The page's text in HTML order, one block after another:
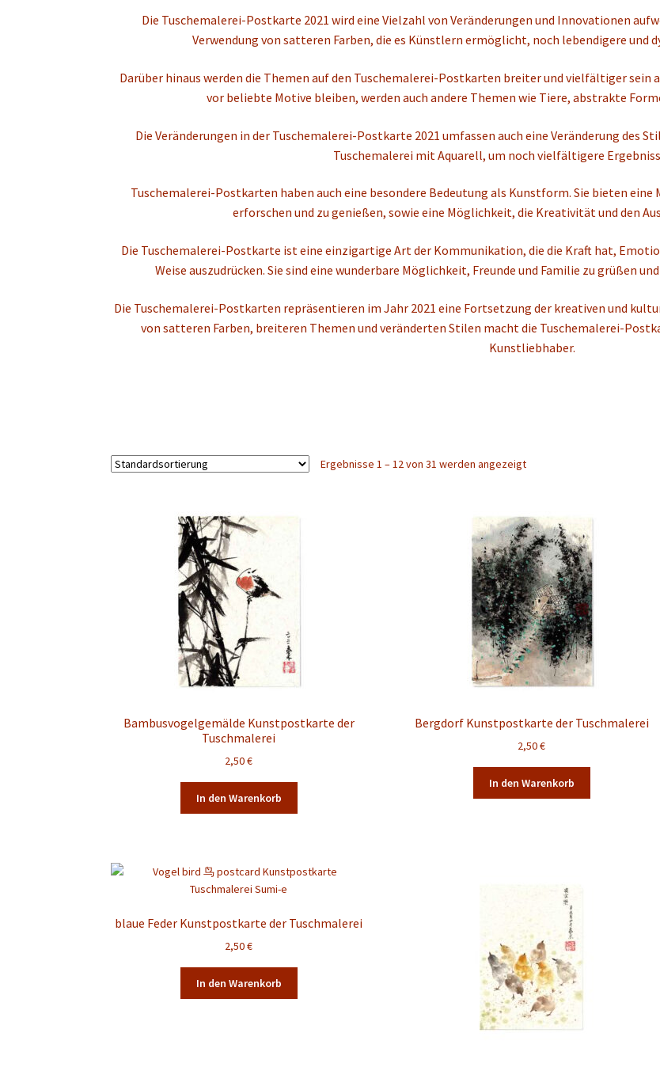
Die Tuschemalerei-Postkarte 2021 wird eine Vielzahl von Veränderungen und Innovationen
Verwendung von satteren Farben, die es Künstlern ermöglicht, noch lebendigere und
Darüber hinaus werden die Themen auf den Tuschemalerei-Postkarten breiter und vielfältiger sein
vor beliebte Motive bleiben, werden auch andere Themen wie Tiere, abstrakte
Die Veränderungen in der Tuschemalerei-Postkarte 2021 umfassen auch eine Veränderung des
Tuschemalerei mit Aquarell, um noch vielfältigere
Tuschemalerei-Postkarten haben auch eine besondere Bedeutung als Kunstform. Sie bieten
erforschen und zu genießen, sowie eine Möglichkeit, die Kreativität und den
Die Tuschemalerei-Postkarte ist eine einzigartige Art der Kommunikation, die die Kraft hat,
Weise auszudrücken. Sie sind eine wunderbare Möglichkeit, Freunde und Familie zu grüßen
Die Tuschemalerei-Postkarten repräsentieren im Jahr 2021 eine Fortsetzung der kreativen und
von satteren Farben, breiteren Themen und veränderten Stilen macht die Tuschemalerei-
Kunstliebhaber.
Ergebnisse 1 – 12 von 31 werden angezeigt
Bambusvogelgemälde Kunstpostkarte der
Tuschmalerei
2,50€
In den Warenkorb
Bergdorf Kunstpostkarte der Tuschmalerei
2,50€
In den Warenkorb
blaue Feder Kunstpostkarte der Tuschmalerei
2,50€
In den Warenkorb